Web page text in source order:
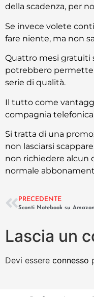
della scadenza, per
Se invece volete
fare niente, ma non
Quattro mesi gratuiti
potrebbero
serie di qualità.
Il tutto come
compagnia
Si tratta di una
non lasciarsi
non richiedere alcun
normale
PRECEDENTE
Sconti Notebook su Amazon
Lascia un
Devi essere connesso